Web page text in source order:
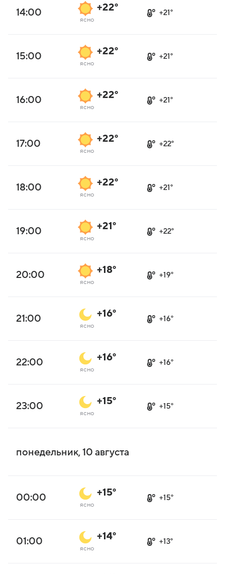
14:00 +22°
ясно
+21°
15:00 +22°
ясно
+21°
16:00 +22°
ясно
+21°
17:00 +22°
ясно
+22°
18:00 +22°
ясно
+21°
19:00 +21°
ясно
+22°
20:00 +18°
ясно
+19°
21:00 +16°
ясно
+16°
22:00 +16°
ясно
+16°
23:00 +15°
ясно
+15°
понедельник, 10 августа
00:00 +15°
ясно
+15°
01:00 +14°
ясно
+13°